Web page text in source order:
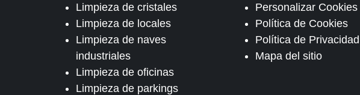
Limpieza de cristales
Limpieza de locales
Limpieza de naves
industriales
Limpieza de oficinas
Limpieza de parkings
Personalizar Cookies
Política de Cookies
Política de Privacidad
Mapa del sitio